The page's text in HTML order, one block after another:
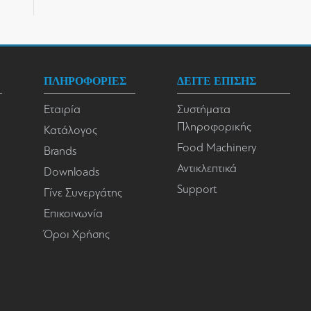
ΠΛΗΡΟΦΟΡΙΕΣ
Εταιρία
Κατάλογος
Brands
Downloads
Γίνε Συνεργάτης
Επικοινωνία
Όροι Χρήσης
ΔΕΙΤΕ ΕΠΙΣΗΣ
Συστήματα
Πληροφορικής
Food Machinery
Αντικλεπτικά
Support